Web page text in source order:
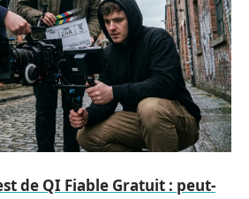
de QI Fiable Gratuit : peut-